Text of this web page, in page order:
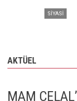
SIYASI
AKTÜEL
MAM